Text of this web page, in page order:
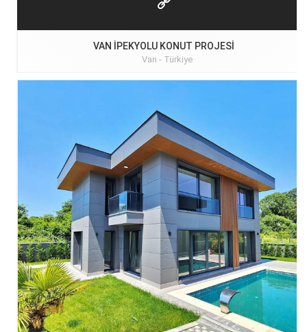
VAN İPEKYOLU KONUT PROJESI
Van - Türkiye